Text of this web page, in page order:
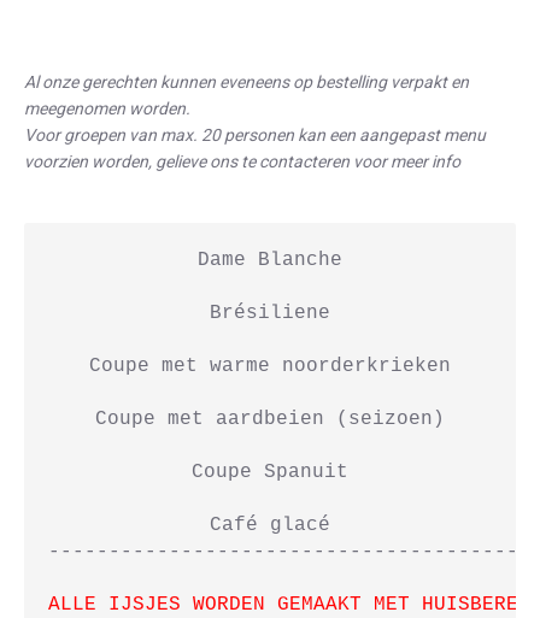
Al onze gerechten kunnen eveneens op bestelling verpakt en
meegenomen worden.
Voor groepen van max. 20 personen kan een aangepast menu
voorzien worden, gelieve ons te contacteren voor meer info
Dame Blanche
Brésiliene
Coupe met warme noorderkrieken
Coupe met aardbeien (seizoen)
Coupe Spanuit
Café glacé
ALLE IJSJES WORDEN GEMAAKT MET